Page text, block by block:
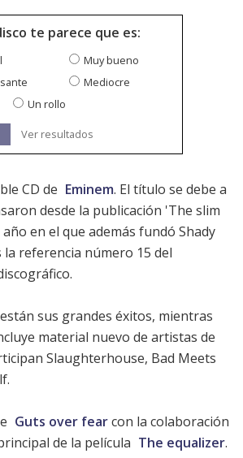
te parece que es:
Muy bueno
Mediocre
Un rollo
Ver resultados
CD de Eminem. El título se debe a
desde la publicación 'The slim
año en el que además fundó Shady
la referencia número 15 del
sus grandes éxitos, mientras
material nuevo de artistas de
Slaughterhouse, Bad Meets
Guts over fearcon la colaboración
de la película The equalizer.